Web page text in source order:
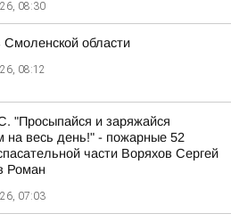
08:30
Смоленской области
08:12
"Просыпайся и заряжайся
на весь день!" - пожарные 52
части Воряхов Сергей
Роман
07:03